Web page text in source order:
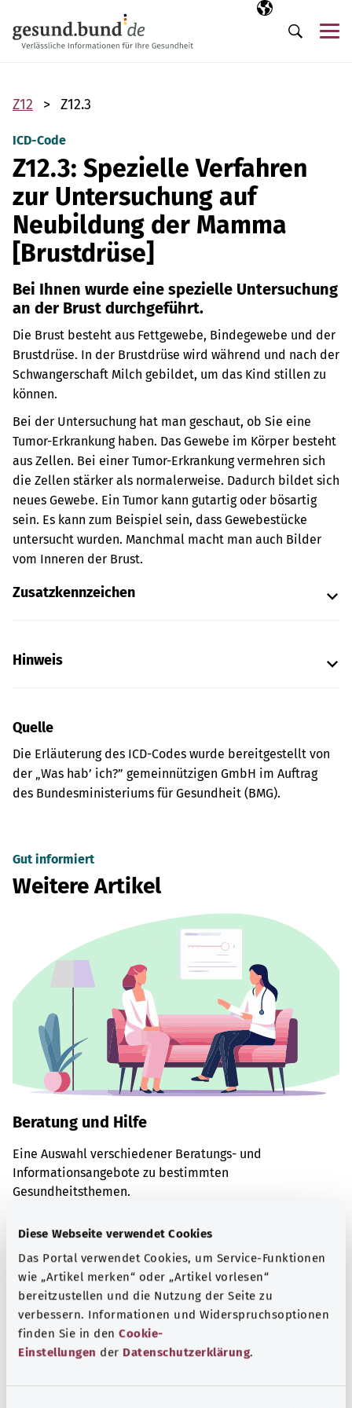
Diese Webseite verwendet Cookies
Das Portal verwendet Cookies, um Service-Funktionen
wie „Artikel merken“ oder „Artikel vorlesen“
bereitzustellen und die Nutzung der Seite zu
verbessern. Informationen und Widerspruchsoptionen
finden Sie in den Cookie-
Einstellungen der Datenschutzerklärung.
Ausgewählte
DE
Suche
Z12 Z12.3
ICD-Code
Z12.3: Spezielle Verfahren
zur Untersuchung auf
Neubildung der Mamma
[Brustdrüse]
Bei Ihnen wurde eine spezielle Untersuchung
an der Brust durchgeführt.
Die Brust besteht aus Fettgewebe, Bindegewebe und der
Brustdrüse. In der Brustdrüse wird während und nach der
Schwangerschaft Milch gebildet, um das Kind stillen zu
können.
Bei der Untersuchung hat man geschaut, ob Sie eine
Tumor-Erkrankung haben. Das Gewebe im Körper besteht
aus Zellen. Bei einer Tumor-Erkrankung vermehren sich
die Zellen stärker als normalerweise. Dadurch bildet sich
neues Gewebe. Ein Tumor kann gutartig oder bösartig
sein. Es kann zum Beispiel sein, dass Gewebestücke
untersucht wurden. Manchmal macht man auch Bilder
vom Inneren der Brust.
Zusatzkennzeichen
Hinweis
Quelle
Die Erläuterung des ICD-Codes wurde bereitgestellt von
der „Was hab’ ich?” gemeinnützigen GmbH im Auftrag
des Bundesministeriums für Gesundheit (BMG).
Gut informiert
Weitere Artikel
Beratung und Hilfe
Eine Auswahl verschiedener Beratungs- und
Informationsangebote zu bestimmten
Gesundheitsthemen.